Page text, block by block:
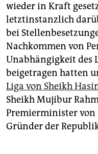
wieder in Kraft
letztinstanzlich
bei
Nachkommen von
Unabhängigkeit des
beigetragen hatten
Liga von Sheikh
Sheikh Mujibur
Premierminister von
Gründer der